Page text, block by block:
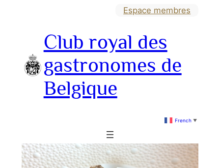
Espace membres
Club royal des
gastronomes de
Belgique
French ▼